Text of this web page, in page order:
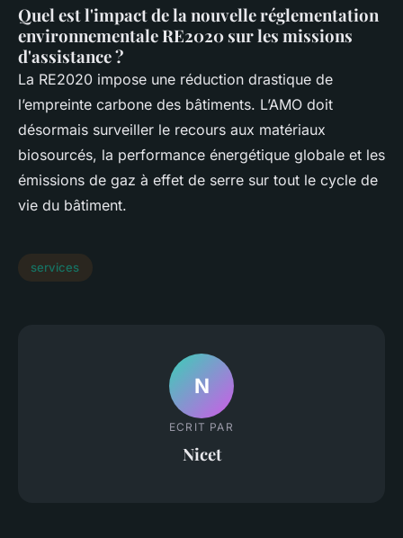
Quel est l'impact de la nouvelle réglementation
environnementale RE2020 sur les missions
d'assistance ?
La RE2020 impose une réduction drastique de
l’empreinte carbone des bâtiments. L’AMO doit
désormais surveiller le recours aux matériaux
biosourcés, la performance énergétique globale et les
émissions de gaz à effet de serre sur tout le cycle de
vie du bâtiment.
services
N
ECRIT PAR
Nicet